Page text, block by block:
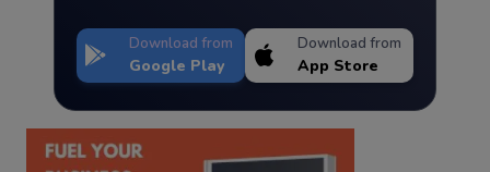
Download from
Google Play
Download from
App Store